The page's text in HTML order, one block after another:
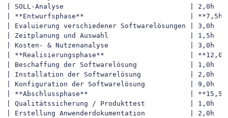
| SOLL-Analyse                               | 2,0h
| **Entwurfsphase**                          |
| Evaluierung verschiedener Softwarelösungen |
| Zeitplanung und Auswahl                    | 1,5h
| Kosten- & Nutzenanalyse                    | 3,0h
| **Realisierungsphase**                     |
| Beschaffung der Softwarelösung             |
| Installation der Softwarelösung            |
| Konfiguration der Softwarelösung           |
| **Abschlussphase**                         |
| Qualitätssicherung / Produkttest           |
| Erstellung Anwenderdokumentation           |